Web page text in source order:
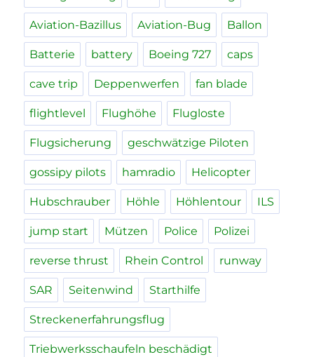
Aviation-Bazillus Aviation-Bug Ballon
Batterie battery Boeing 727 caps
cave trip Deppenwerfen fan blade
flightlevel Flughöhe Flugloste
Flugsicherung geschwätzige Piloten
gossipy pilots hamradio Helicopter
Hubschrauber Höhle Höhlentour ILS
jump start Mützen Police Polizei
reverse thrust Rhein Control runway
SAR Seitenwind Starthilfe
Streckenerfahrungsflug
Triebwerksschaufeln beschädigt